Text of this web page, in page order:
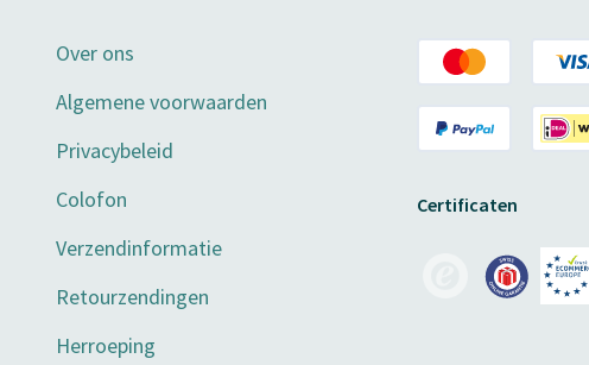
Over ons
Algemene voorwaarden
Privacybeleid
Colofon
Verzendinformatie
Retourzendingen
Herroeping
Certificaten